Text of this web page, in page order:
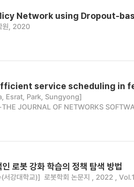
Network using Dropout-
원, 2020
service scheduling in
Esrat, Park, Sungyong]
JOURNAL OF NETWORKS
로봇 강화 학습의 정책 탐색 방법
서강대학교)] 로봇학회 논문지 , 2022 ,